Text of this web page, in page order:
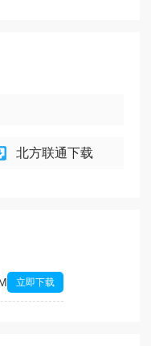
北方联通下载
立即下载